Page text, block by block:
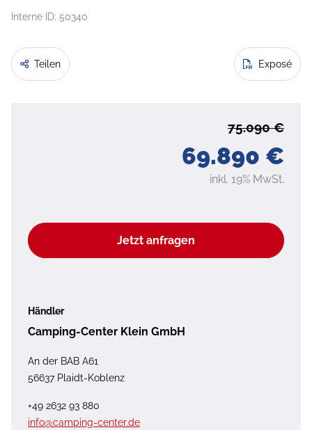
Interne ID: 50340
Teilen Exposé
69.890 €
75.090 €
inkl. 19% MwSt.
Jetzt anfragen
Händler
Camping-Center Klein GmbH
An der BAB A61
56637 Plaidt-Koblenz
+49 2632 93 880
info@camping-center.de